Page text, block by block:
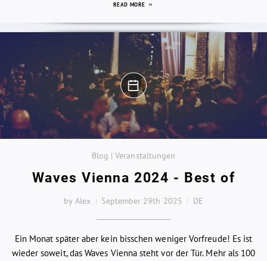
READ MORE
Blog | Veranstaltungen
Waves Vienna 2024 - Best of
by Alex September 29th 2025 DE
Ein Monat später aber kein bisschen weniger Vorfreude! Es ist
wieder soweit, das Waves Vienna steht vor der Tür. Mehr als 100